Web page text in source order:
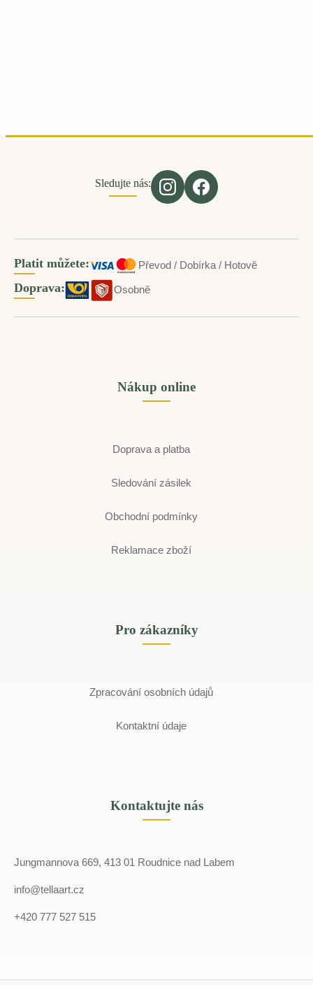
Sledujte nás:
Platit můžete: Převod / Dobírka / Hotově
Doprava: Osobně
Nákup online
Doprava a platba
Sledování zásilek
Obchodní podmínky
Reklamace zboží
Pro zákazníky
Zpracování osobních údajů
Kontaktní údaje
Kontaktujte nás
Jungmannova 669, 413 01 Roudnice nad Labem
info@tellaart.cz
+420 777 527 515